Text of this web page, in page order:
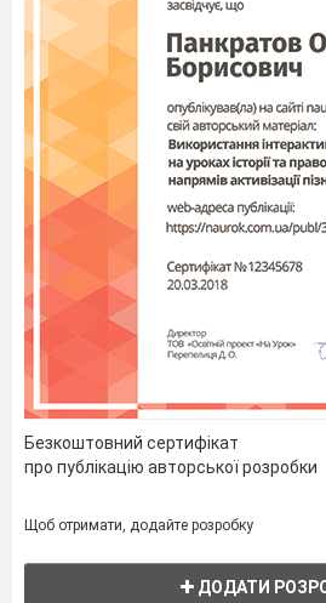
Безкоштовний сертифікат
про публікацію авторської розробки
Щоб отримати, додайте розробку
ДОДАТИ